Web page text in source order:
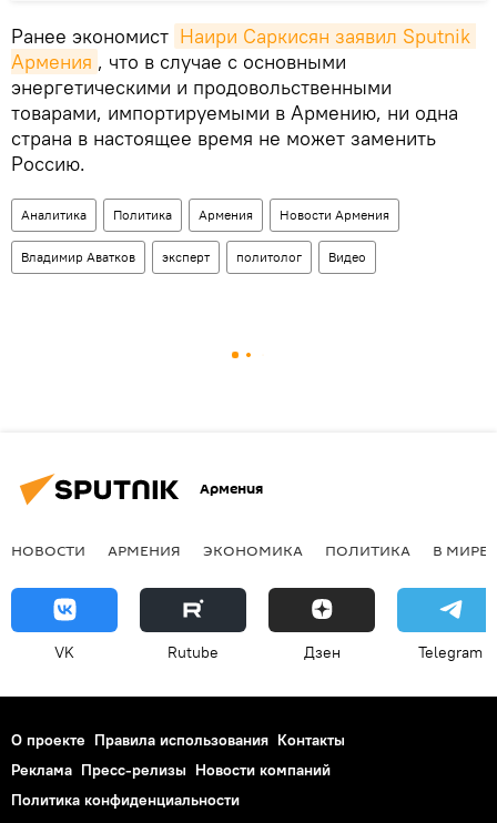
Ранее экономист Наири Саркисян заявил Sputnik
Армения , что в случае с основными
энергетическими и продовольственными
товарами, импортируемыми в Армению, ни одна
страна в настоящее время не может заменить
Россию.
Аналитика Политика Армения Новости Армения
Владимир Аватков эксперт политолог Видео
Армения
НОВОСТИ АРМЕНИЯ ЭКОНОМИКА ПОЛИТИКА В МИРЕ
VK Rutube Дзен Telegram
О проекте Правила использования Контакты
Реклама Пресс-релизы Новости компаний
Политика конфиденциальности